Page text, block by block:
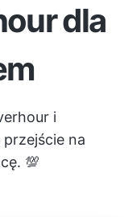
dla
i
na
💯